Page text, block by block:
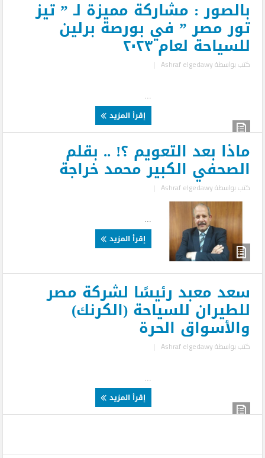
بالصور : مشاركة مميزة لـ ” تيز
تور مصر ” في بورصة برلين
للسياحة لعام ٢٠٢٣
كتب بواسطةAshraf elgedawy
|
إقرأ المزيد
ماذا بعد التعويم ؟! .. بقلم
الصحفي الكبير محمد خراجة
كتب بواسطةAshraf elgedawy
|
إقرأ المزيد
سعد معبد رئيسًا لشركة مصر
للطيران للسياحة (الكرنك)
والأسواق الحرة
كتب بواسطةAshraf elgedawy
|
إقرأ المزيد